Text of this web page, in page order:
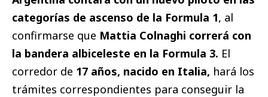
categorías de ascenso de la Formula 1, al
confirmarse que Mattia Colnaghi correrá con
la bandera albiceleste en la Formula 3. El
corredor de 17 años, nacido en Italia, hará los
trámites correspondientes para conseguir la